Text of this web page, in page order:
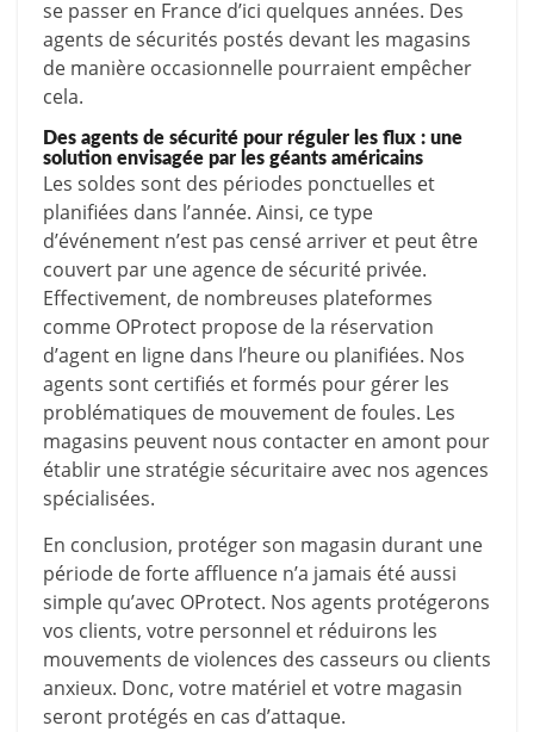
se passer en France d’ici quelques années. Des
agents de sécurités postés devant les magasins
de manière occasionnelle pourraient empêcher
cela.
Des agents de sécurité pour réguler les flux : une
solution envisagée par les géants américains
Les soldes sont des périodes ponctuelles et
planifiées dans l’année. Ainsi, ce type
d’événement n’est pas censé arriver et peut être
couvert par une agence de sécurité privée.
Effectivement, de nombreuses plateformes
comme OProtect propose de la réservation
d’agent en ligne dans l’heure ou planifiées. Nos
agents sont certifiés et formés pour gérer les
problématiques de mouvement de foules. Les
magasins peuvent nous contacter en amont pour
établir une stratégie sécuritaire avec nos agences
spécialisées.
En conclusion, protéger son magasin durant une
période de forte affluence n’a jamais été aussi
simple qu’avec OProtect. Nos agents protégerons
vos clients, votre personnel et réduirons les
mouvements de violences des casseurs ou clients
anxieux. Donc, votre matériel et votre magasin
seront protégés en cas d’attaque.